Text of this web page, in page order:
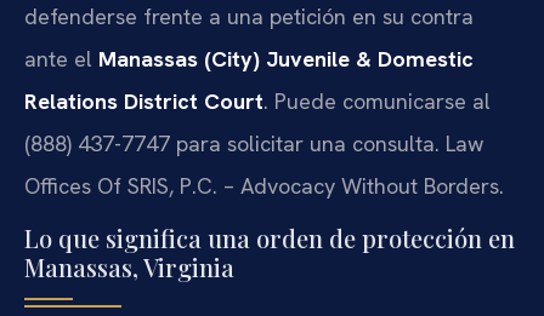
defenderse frente a una petición en su contra
ante el Manassas (City) Juvenile & Domestic
Relations District Court. Puede comunicarse al
(888) 437-7747 para solicitar una consulta. Law
Offices Of SRIS, P.C. – Advocacy Without Borders.
Lo que significa una orden de protección en
Manassas, Virginia